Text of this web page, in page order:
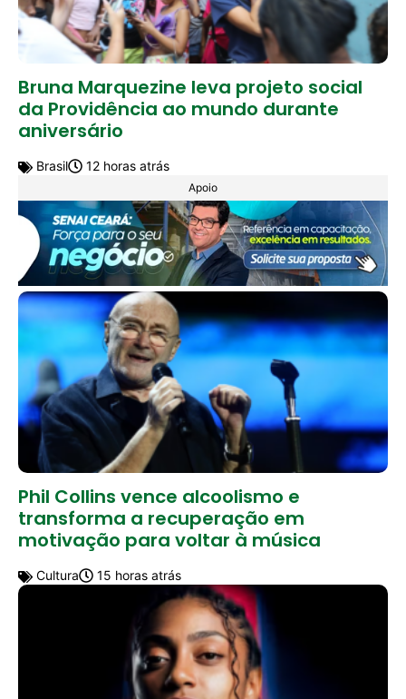
Bruna Marquezine leva projeto social
da Providência ao mundo durante
aniversário
Brasil 12 horas atrás
Apoio
Phil Collins vence alcoolismo e
transforma a recuperação em
motivação para voltar à música
Cultura 15 horas atrás